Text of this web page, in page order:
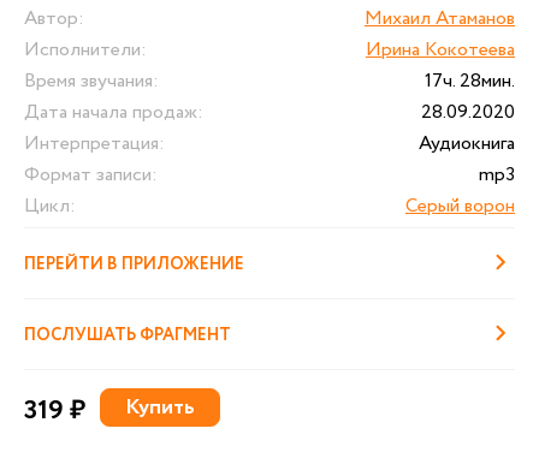
Автор:
Михаил Атаманов
Исполнители:
Ирина Кокотеева
Время звучания:
17ч. 28мин.
Дата начала продаж:
28.09.2020
Интерпретация:
Аудиокнига
Формат записи:
mp3
Цикл:
Серый ворон
ПЕРЕЙТИ В ПРИЛОЖЕНИЕ
ПОСЛУШАТЬ ФРАГМЕНТ
319 ₽ Купить